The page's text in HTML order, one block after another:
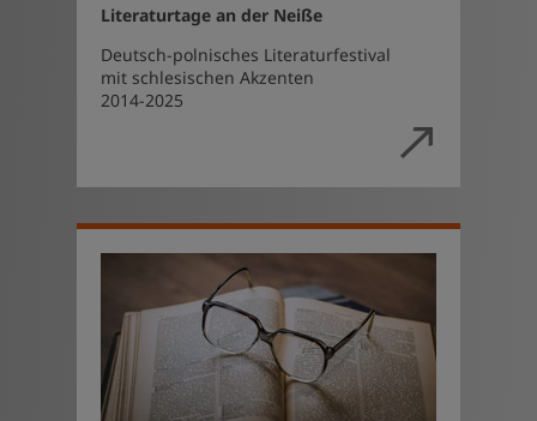
Literaturtage an der Neiße
Deutsch-polnisches Literaturfestival
mit schlesischen Akzenten
2014-2025